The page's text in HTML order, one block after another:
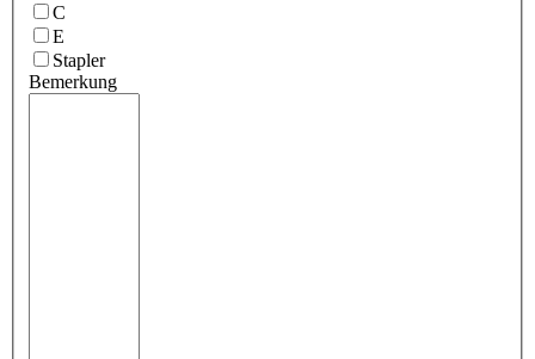
C
E
Stapler
Bemerkung